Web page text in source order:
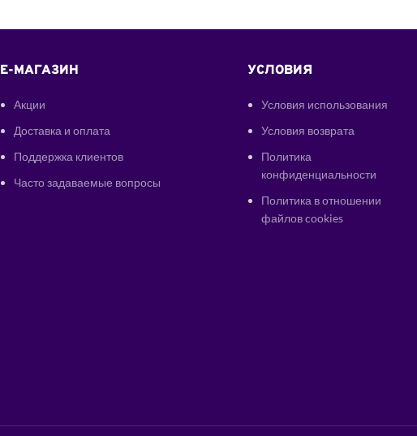
E-МАГАЗИН
Акции
Доставка и оплата
Поддержка клиентов
Часто задаваемые вопросы
УСЛОВИЯ
Условия использования
Условия возврата
Политика
конфиденциальности
Политика в отношении
файлов cookies